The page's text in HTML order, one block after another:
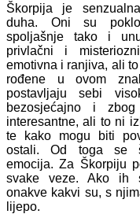
Škorpija je
duha. Oni su
spoljašnje tako i
privlačni i
emotivna i ranjiva, ali
rođene u ovom
postavljaju sebi
bezosjećajno i
interesantne, ali to ni
te kako mogu biti
ostali. Od toga se
emocija. Za Škorpiju
svake veze. Ako ih
onakve kakvi su, s
lijepo.